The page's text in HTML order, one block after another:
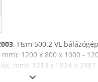
, Hsm 500.2 VL
1200 x 800 x 1000 -
mm): 1213 x 1824 x
(V): 400